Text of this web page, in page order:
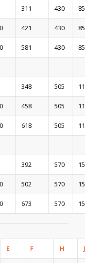
311 430
421 430
581 430
348 505
458 505
618 505
392 570
502 570
673 570
E F H J